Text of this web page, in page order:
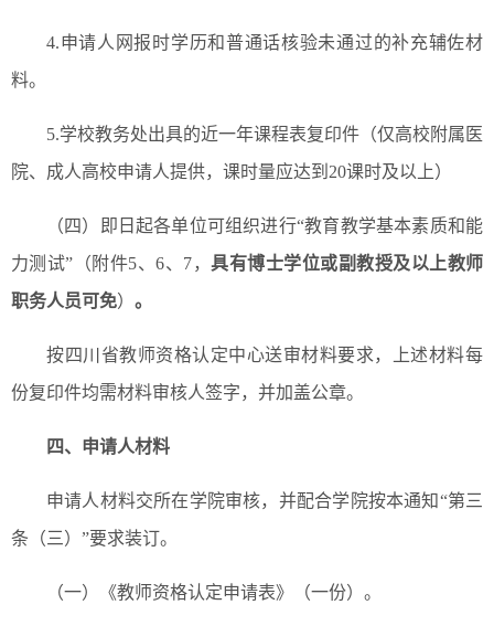
4.申请人网报时学历和普通话核验未通过的补充辅佐材
料。
5.学校教务处出具的近一年课程表复印件（仅高校附属医
院、成人高校申请人提供，课时量应达到20课时及以上）
（四）即日起各单位可组织进行“教育教学基本素质和能
力测试”（附件5、6、7，具有博士学位或副教授及以上教师
职务人员可免） 。
按四川省教师资格认定中心送审材料要求，上述材料每
份复印件均需材料审核人签字，并加盖公章。
四、申请人材料
申请人材料交所在学院审核，并配合学院按本通知“第三
条（三）”要求装订。
（一）《教师资格认定申请表》（一份）。